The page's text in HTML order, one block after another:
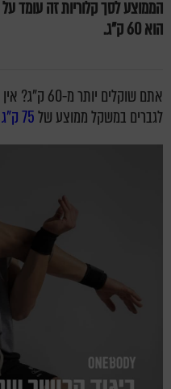
הוא 60 ק"ג.
אתם שוקלים
לגברים במשקל ממוצע של75 ק"ג